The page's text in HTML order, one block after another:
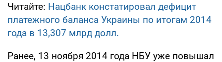
Читайте: Нацбанк констатировал дефицит
платежного баланса Украины по итогам 2014
года в 13,307 млрд долл.
Ранее, 13 ноября 2014 года НБУ уже повышал